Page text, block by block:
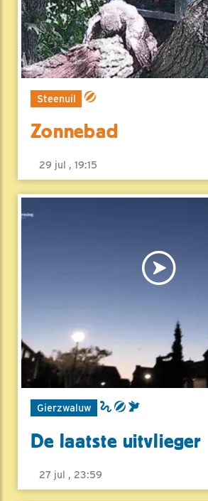
Steenuil
Zonnebad
29 jul , 19:15
Gierzwaluw
De laatste uitvlieger
27 jul , 23:59